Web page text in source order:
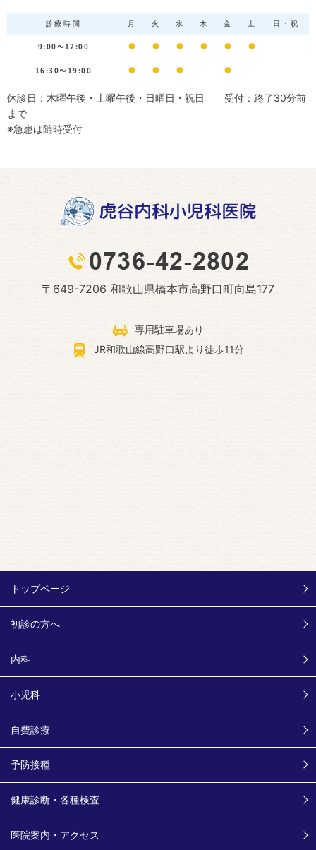
診療時間 月 火 水 木 金 土 日・祝
9:00～12:00 ● ● ● ● ● ● －
16:30～19:00 ● ● ● － ● － －
休診日：木曜午後・土曜午後・日曜日・祝日 受付：終了30分前
まで
※急患は随時受付
〒649-7206 和歌山県橋本市高野口町向島177
専用駐車場あり
JR和歌山線高野口駅より徒歩11分
トップページ
初診の方へ
内科
小児科
自費診療
予防接種
健康診断・各種検査
医院案内・アクセス